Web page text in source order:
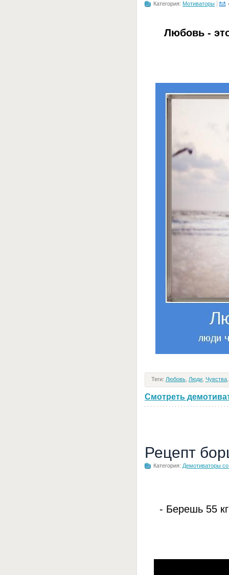
Категория: Мотиваторы
Любовь -
Теги: Любовь Люди Чувства
Смотреть
Рецепт
Категория: Демотиваторы
- Берешь 55